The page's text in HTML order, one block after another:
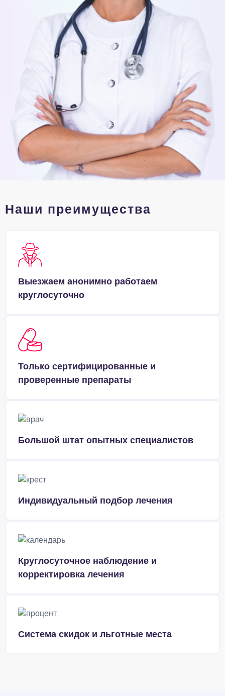
Наши преимущества
Выезжаем анонимно работаем
круглосуточно
Только сертифицированные и
проверенные препараты
Большой штат опытных специалистов
Индивидуальный подбор лечения
Круглосуточное наблюдение и
корректировка лечения
Система скидок и льготные места